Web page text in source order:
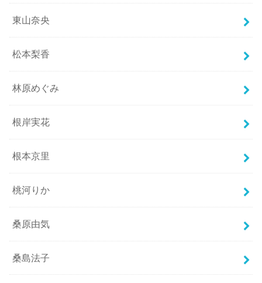
東山奈央
松本梨香
林原めぐみ
根岸実花
根本京里
桃河りか
桑原由気
桑島法子